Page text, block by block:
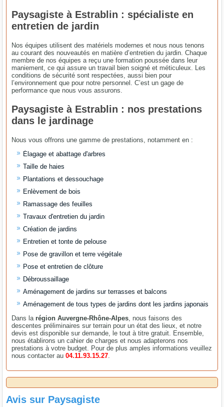
Paysagiste à Estrablin : spécialiste en
entretien de jardin
Nos équipes utilisent des matériels modernes et nous nous tenons
au courant des nouveautés en matière d’entretien du jardin. Chaque
membre de nos équipes a reçu une formation poussée dans leur
maniement, ce qui assure un travail bien soigné et méticuleux. Les
conditions de sécurité sont respectées, aussi bien pour
l’environnement que pour notre personnel. C’est un gage de
performance que nous vous assurons.
Paysagiste à Estrablin : nos prestations
dans le jardinage
Nous vous offrons une gamme de prestations, notamment en :
Élagage et abattage d'arbres
Taille de haies
Plantations et dessouchage
Enlèvement de bois
Ramassage des feuilles
Travaux d'entretien du jardin
Création de jardins
Entretien et tonte de pelouse
Pose de gravillon et terre végétale
Pose et entretien de clôture
Débroussaillage
Aménagement de jardins sur terrasses et balcons
Aménagement de tous types de jardins dont les jardins japonais
Dans la région Auvergne-Rhône-Alpes , nous faisons des
descentes préliminaires sur terrain pour un état des lieux, et notre
devis est disponible sur demande, le tout à titre gratuit. Ensemble,
nous établirons un cahier de charges et nous adapterons nos
prestations à votre budget. Pour de plus amples informations veuillez
nous contacter au04.11.93.15.27
Avis sur Paysagiste